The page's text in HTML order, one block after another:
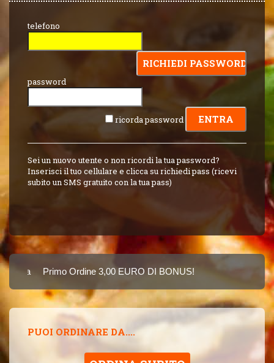
telefono
password
ricorda password
Sei un nuovo utente o non ricordi la tua password?
Inserisci il tuo cellulare e clicca su richiedi pass (ricevi
subito un SMS gratuito con la tua pass)
Primo Ordine 3,00 EURO DI BONUS!
8 PUNTI 3,00
PUOI ORDINARE DA....